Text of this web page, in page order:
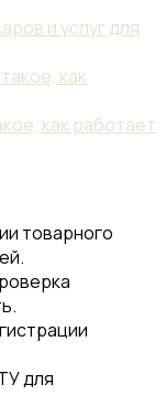
и услуг для
как работает
товарного
для